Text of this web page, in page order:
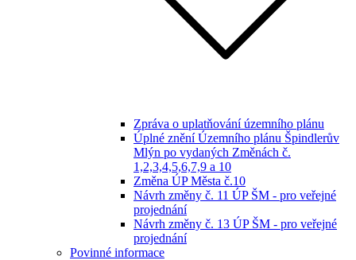
Zpráva o uplatňování územního plánu
Úplné znění Územního plánu Špindlerův
Mlýn po vydaných Změnách č.
1,2,3,4,5,6,7,9 a 10
Změna ÚP Města č.10
Návrh změny č. 11 ÚP ŠM - pro veřejné
projednání
Návrh změny č. 13 ÚP ŠM - pro veřejné
projednání
Povinné informace